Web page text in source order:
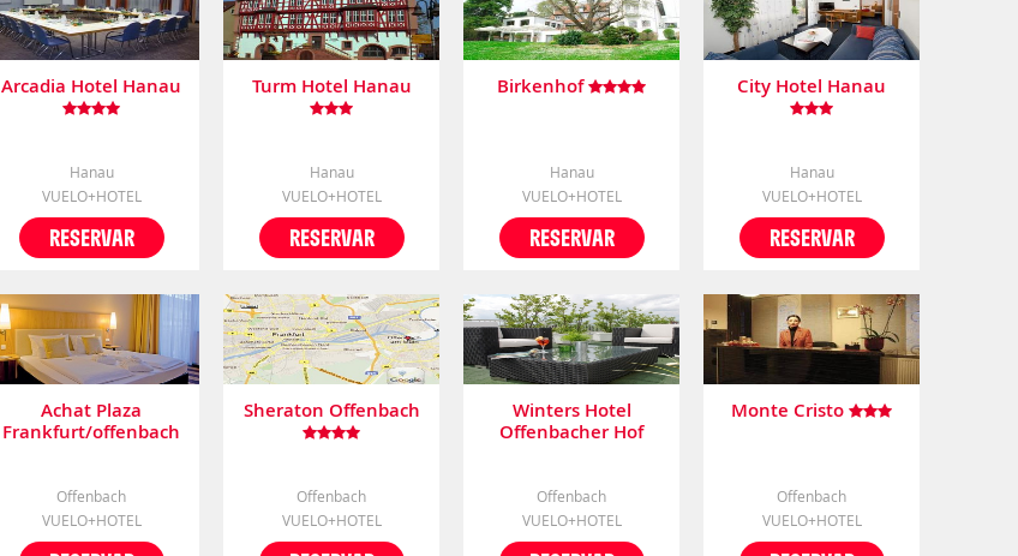
Arcadia Hotel Hanau
Hanau
VUELO+HOTEL
RESERVAR
Turm Hotel Hanau
Hanau
VUELO+HOTEL
RESERVAR
Birkenhof
Hanau
VUELO+HOTEL
RESERVAR
City Hotel Hanau
Hanau
VUELO+HOTEL
RESERVAR
Achat Plaza
Frankfurt/offenbach
Offenbach
VUELO+HOTEL
Sheraton Offenbach
Offenbach
VUELO+HOTEL
Winters Hotel
Offenbacher Hof
Offenbach
VUELO+HOTEL
Monte Cristo
Offenbach
VUELO+HOTEL